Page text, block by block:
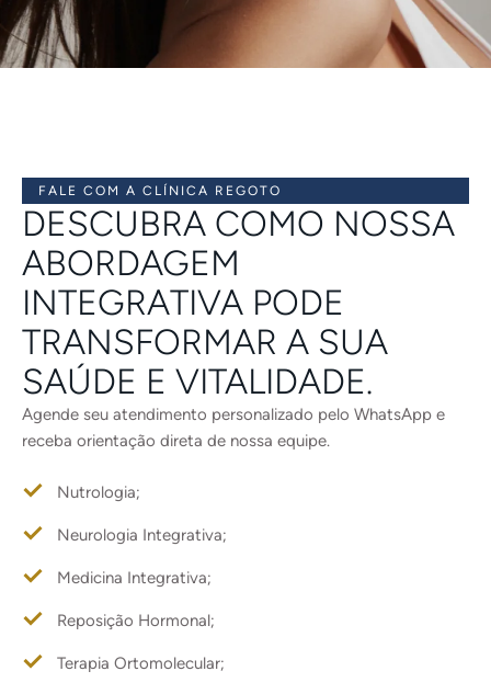
FALE COM A CLÍNICA REGOTO
DESCUBRA COMO NOSSA
ABORDAGEM
INTEGRATIVA PODE
TRANSFORMAR A SUA
SAÚDE E VITALIDADE.
Agende seu atendimento personalizado pelo WhatsApp e
receba orientação direta de nossa equipe.
Nutrologia;
Neurologia Integrativa;
Medicina Integrativa;
Reposição Hormonal;
Terapia Ortomolecular;